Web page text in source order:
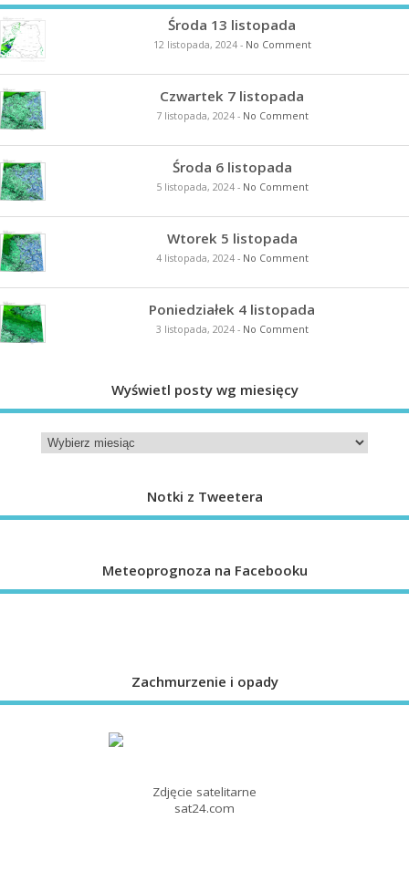
Środa 13 listopada
12 listopada, 2024- No Comment
Czwartek 7 listopada
7 listopada, 2024- No Comment
Środa 6 listopada
5 listopada, 2024- No Comment
Wtorek 5 listopada
4 listopada, 2024- No Comment
Poniedziałek 4 listopada
3 listopada, 2024- No Comment
Wyświetl posty wg miesięcy
Notki z Tweetera
Meteoprognoza na Facebooku
Zachmurzenie i opady
Zdjęcie satelitarne
sat24.com